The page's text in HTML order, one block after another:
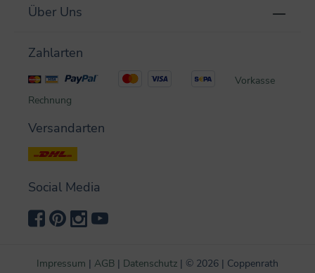
Über Uns
Zahlarten
Vorkasse
Rechnung
Versandarten
Social Media
Impressum | AGB | Datenschutz | © 2026 | Coppenrath